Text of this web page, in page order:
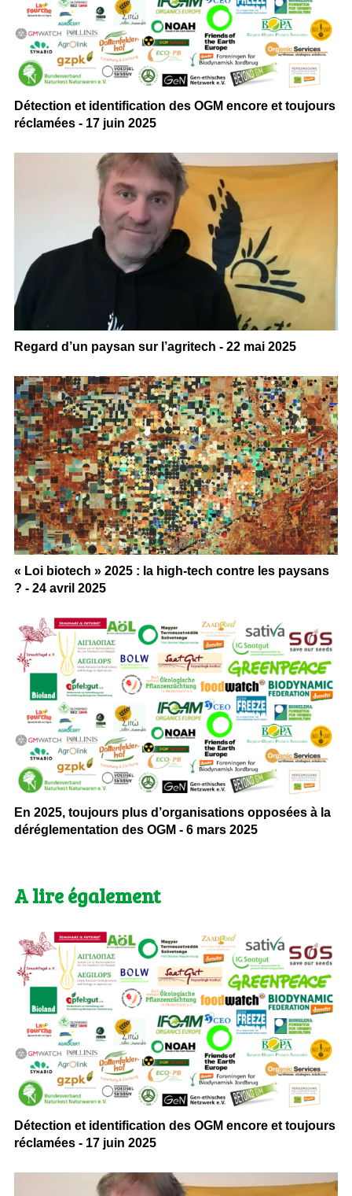
Détection et identification des OGM encore et toujours
réclamées - 17 juin 2025
Regard d’un paysan sur l’agritech - 22 mai 2025
« Loi biotech » 2025 : la high-tech contre les paysans
? - 24 avril 2025
En 2025, toujours plus d’organisations opposées à la
déréglementation des OGM - 6 mars 2025
A lire également
Détection et identification des OGM encore et toujours
réclamées - 17 juin 2025